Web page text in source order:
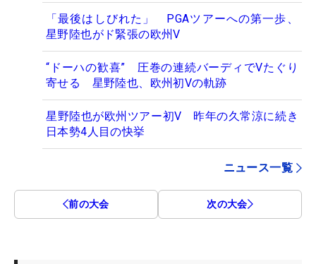
「最後はしびれた」 PGAツアーへの第一歩、
星野陸也がド緊張の欧州V
“ドーハの歓喜” 圧巻の連続バーディでVたぐり
寄せる 星野陸也、欧州初Vの軌跡
星野陸也が欧州ツアー初V 昨年の久常涼に続き
日本勢4人目の快挙
ニュース一覧
前の大会 次の大会